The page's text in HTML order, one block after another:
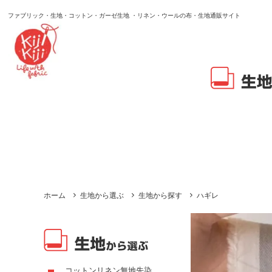
ファブリック・生地・コットン・ガーゼ生地 ・リネン・ウールの布・生地通販サイト
ホーム 生地から選ぶ 生地から探す ハギレ